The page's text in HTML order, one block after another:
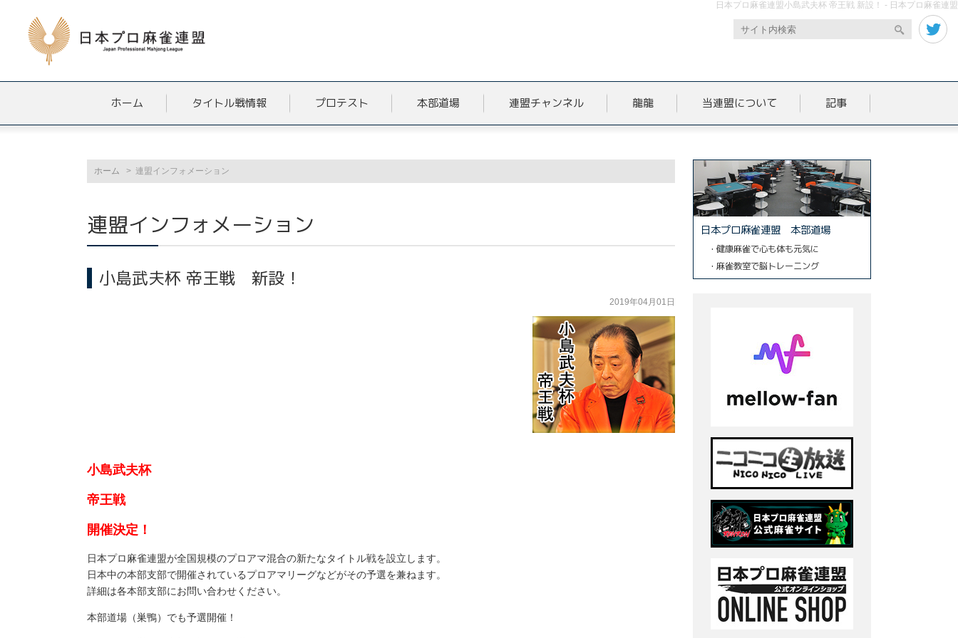
日本プロ麻雀連盟小島武夫杯 帝王戦 新設！ - 日本プロ麻雀連盟
ホーム タイトル戦情報 プロテスト 本部道場 連盟チャンネル 龍龍 当連盟について 記事
ホーム 連盟インフォメーション
連盟インフォメーション
小島武夫杯 帝王戦 新設！
2019年04月01日
小島武夫杯
帝王戦
開催決定！
日本プロ麻雀連盟が全国規模のプロアマ混合の新たなタイトル戦を設立します。
日本中の本部支部で開催されているプロアマリーグなどがその予選を兼ねます。
詳細は各本部支部にお問い合わせください。
本部道場（巣鴨）でも予選開催！
日本プロ麻雀連盟 本部道場
・健康麻雀で心も体も元気に
・麻雀教室で脳トレーニング